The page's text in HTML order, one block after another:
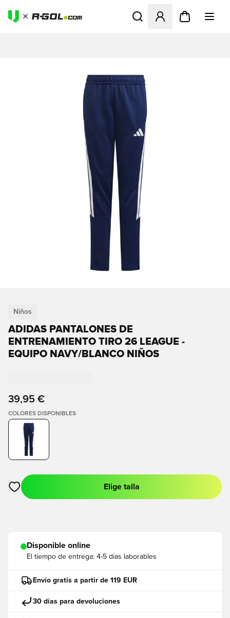
Abre un modal para iniciar
Niños
ADIDAS PANTALONES DE
ENTRENAMIENTO TIRO 26 LEAGUE -
EQUIPO NAVY/BLANCO NIÑOS
39,95 €
COLORES DISPONIBLES
Abre un modal para iniciar sesión o registrarse como miembro
Elige talla
Disponible online
El tiempo de entrega: 4-5 días laborables
Envío gratis a partir de 119 EUR
30 días para devoluciones